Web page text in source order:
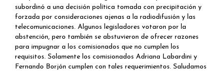
subordinó a una decisión política tomada con precipitación y
forzada por consideraciones ajenas a la radiodifusión y las
telecomunicaciones. Algunos legisladores votaron por la
abstención, pero también se abstuvieron de ofrecer razones
para impugnar a los comisionados que no cumplen los
requisitos. Solamente los comisionados Adriana Labardini y
Fernando Borjón cumplen con tales requerimientos. Saludamos